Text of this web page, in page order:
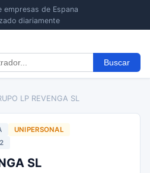
empresas de Espana
diariamente
Buscar
LP REVENGA SL
UNIPERSONAL
SL